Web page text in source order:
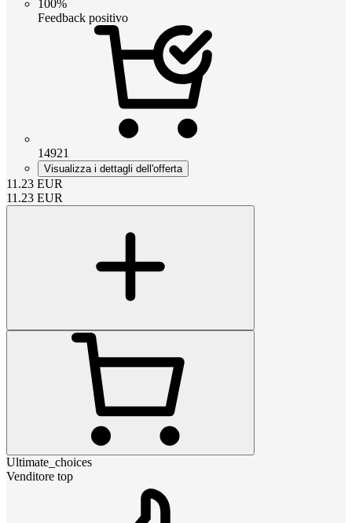
100%
Feedback positivo
14921
Visualizza i dettagli dell'offerta
11.23 EUR
11.23 EUR
Ultimate_choices
Venditore top